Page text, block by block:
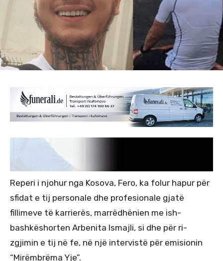
Reperi i njohur nga Kosova, Fero, ka folur hapur për
sfidat e tij personale dhe profesionale gjatë
fillimeve të karrierës, marrëdhënien me ish-
bashkëshorten Arbenita Ismajli, si dhe për ri-
zgjimin e tij në fe, në një intervistë për emisionin
“Mirëmbrëma Yje”.